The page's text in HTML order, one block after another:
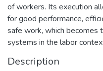
of workers. Its execution
for good performance,
safe work, which becomes
systems in the labor
Description